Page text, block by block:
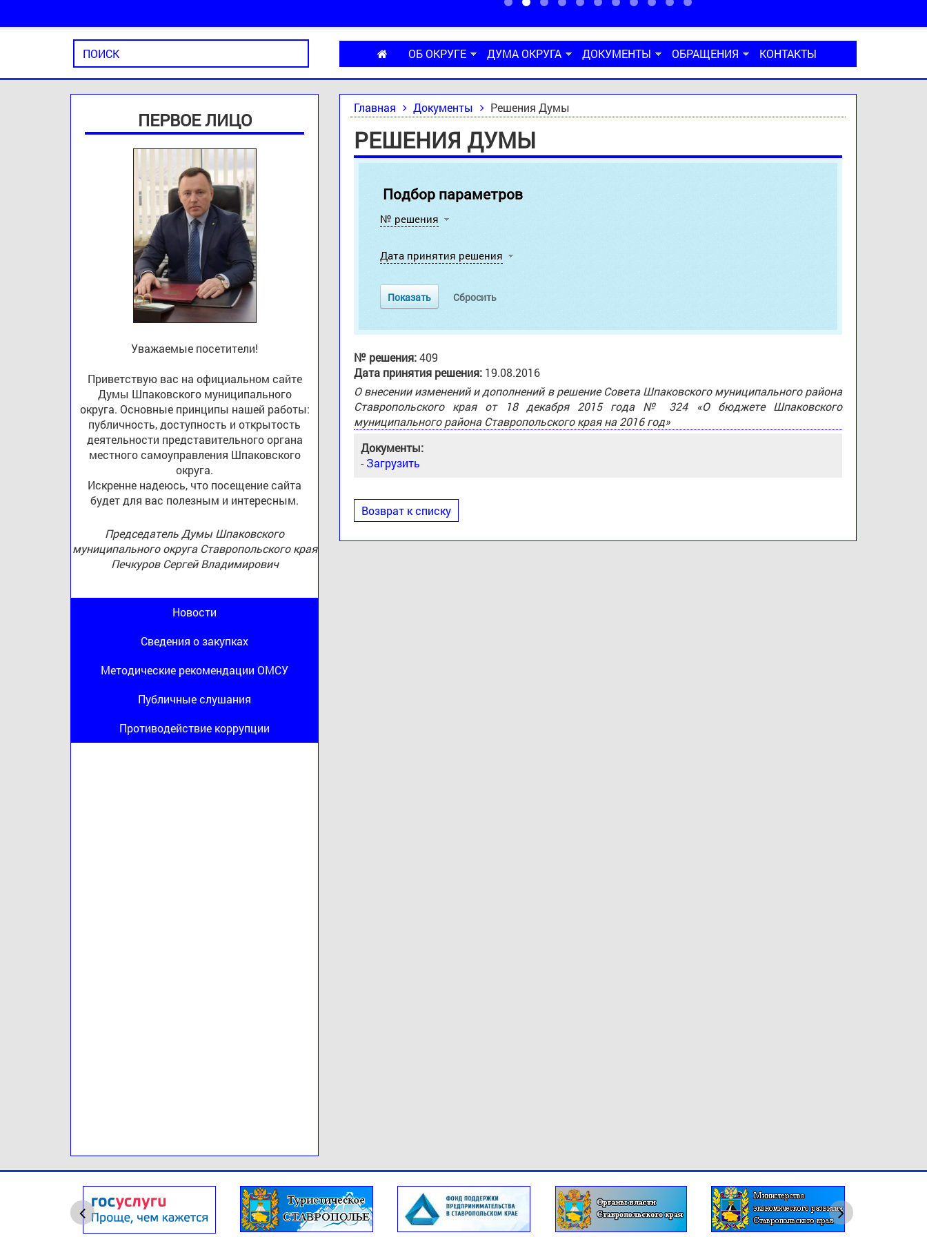
ОБ ОКРУГЕ ДУМА ОКРУГА ДОКУМЕНТЫ ОБРАЩЕНИЯ КОНТАКТЫ
ПЕРВОЕ ЛИЦО
Уважаемые посетители!
Приветствую вас на официальном сайте
Думы Шпаковского муниципального
округа. Основные принципы нашей работы:
публичность, доступность и открытость
деятельности представительного органа
местного самоуправления Шпаковского
округа.
Искренне надеюсь, что посещение сайта
будет для вас полезным и интересным.
Председатель Думы Шпаковского
муниципального округа Ставропольского края
Печкуров Сергей Владимирович
Новости
Сведения о закупках
Методические рекомендации ОМСУ
Публичные слушания
Противодействие коррупции
Главная Документы Решения Думы
РЕШЕНИЯ ДУМЫ
Подбор параметров
№ решения
Дата принятия решения
№ решения:409
Дата принятия решения: 19.08.2016
О внесении изменений и дополнений в решение Совета Шпаковского муниципального района
Ставропольского края от 18 декабря 2015 года № 324 «О бюджете Шпаковского
муниципального района Ставропольского края на 2016 год»
Документы:
- Загрузить
Возврат к списку